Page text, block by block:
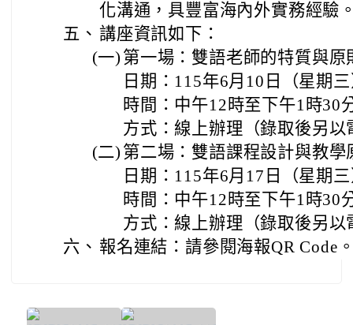
化溝通，具豐富海內外實務經驗
五、 講座資訊如下：
(一) 第一場：雙語老師的特質與原
日期：115年6月10日（星期
時間：中午12時至下午1時30
方式：線上辦理（錄取後另
(二) 第二場：雙語課程設計與教學
日期：115年6月17日（星期
時間：中午12時至下午1時30
方式：線上辦理（錄取後另
六、 報名連結：請參閱海報QR Code